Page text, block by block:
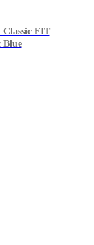
FIT
Blue